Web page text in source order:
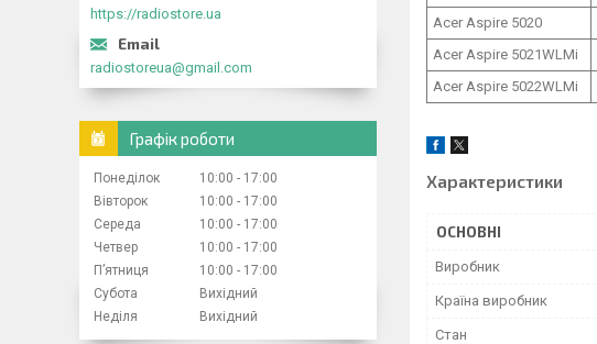
Acer Aspire 5020
Acer Aspire 5021WLMi
Acer Aspire 5022WLMi
Характеристики
ОСНОВНІ
Виробник
Країна виробник
Стан
https://radiostore.ua
radiostoreua@gmail.com
Графік роботи
Понеділок 10:00
17:00
Вівторок
10:00
17:00
Середа
10:00
17:00
Четвер
10:00
17:00
Пʼятниця
10:00
17:00
Субота
Вихідний
Неділя
Вихідний